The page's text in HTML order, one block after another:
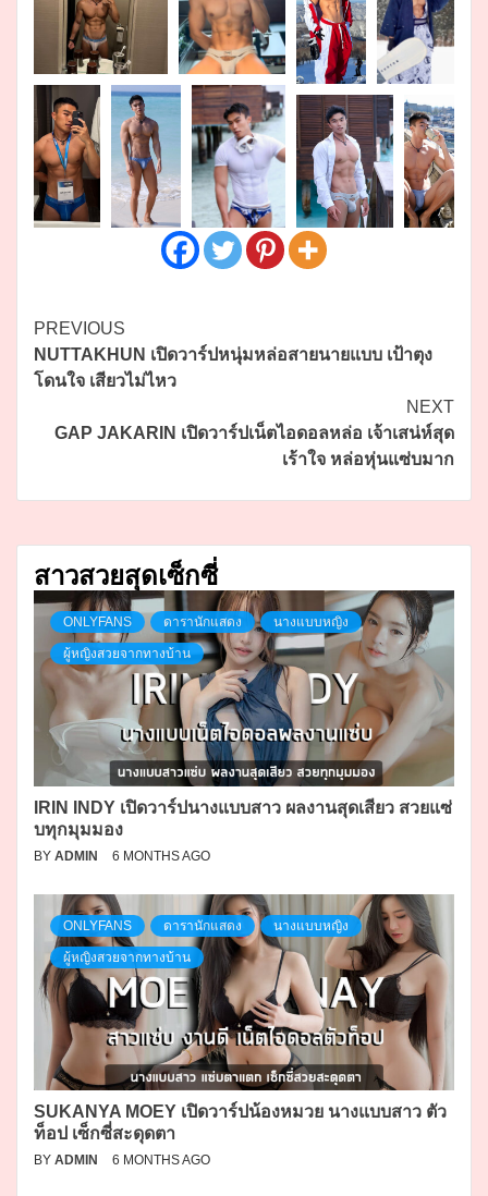
Continue
Reading
PREVIOUS
NUTTAKHUN เปิดวาร์ปหนุ่มหล่อสายนายแบบ เป้าตุง
โดนใจ เสียวไม่ไหว
NEXT
GAP JAKARIN เปิดวาร์ปเน็ตไอดอลหล่อ เจ้าเสน่ห์สุด
เร้าใจ หล่อหุ่นแซ่บมาก
สาวสวยสุดเซ็กซี่
ONLYFANS ดารานักแสดง นางแบบหญิง
ผู้หญิงสวยจากทางบ้าน
IRIN INDY เปิดวาร์ปนางแบบสาว ผลงานสุดเสียว สวยแซ่
บทุกมุมมอง
BY ADMIN 6 MONTHS AGO
ONLYFANS ดารานักแสดง นางแบบหญิง
ผู้หญิงสวยจากทางบ้าน
SUKANYA MOEY เปิดวาร์ปน้องหมวย นางแบบสาว ตัว
ท็อป เซ็กซี่สะดุดตา
BY ADMIN 6 MONTHS AGO